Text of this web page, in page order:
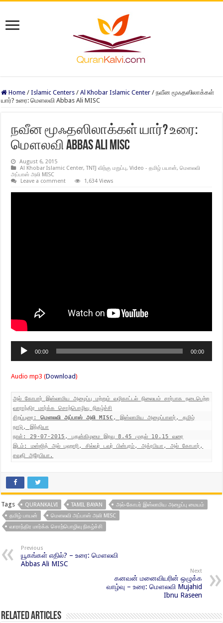
Home / Islamic Centers / Al Khobar Islamic Center / நவீன மூஃதஸிலாக்கள்
யார்? உரை: மௌலவி Abbas Ali MISC
நவீன மூஃதஸிலாக்கள் யார்? உரை:
மௌலவி Abbas Ali MISC
August 6, 2015
Al Khobar Islamic Center,TNTJ விற்கு மறுப்பு,Video - தமிழ் பயான்,மௌலவி
அப்பாஸ் அலி MISC
Leave a comment
1,634 Views
Audio
Player
00:00 00:00
Audio mp3 (Download)
அல் கோபார் இஸ்லாமிய அழைப்பு மற்றும் வழிகாட்டல் நிலையம் சார்பாக நடைபெற்ற
வாராந்திர மார்க்க சொற்பொழிவு நிகழ்ச்சி
சிறப்புரை:மௌலவி அப்பாஸ் அலி MISC , இஸ்லாமிய அழைப்பாளர், தமிழ்
நாடு, இந்தியா
நாள்: 29-07-2015, புதன்கிழமை இரவு 8.45 முதல் 10.15 வரை
இடம்: மஸ்ஜித் அல் புஹாரி, சில்வர் டவர் பின்புரம், அக்ரபியா, அல் கோபார்,
சவுதி அரேபியா.
Tags QURANKALVI TAMIL BAYAN
அல்-கோபர் இஸ்லாமிய அழைப்பு மையம்
தமிழ் பாயன்
மௌலவி அப்பாஸ் அலி MISC
வாராந்திர மார்க்க சொற்பொழிவு நிகழ்ச்சி
Previous
யூகங்கள் எதில்? – உரை: மௌலவி
Abbas Ali MISC
Next
கனவன் மனைவியரின் ஒழுக்க
வாழ்வு – உரை: மௌலவி Mujahid
Ibnu Raseen
Related Articles